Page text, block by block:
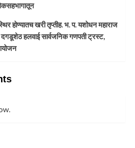
होण्यातच खरी तृप्तीह. भ. प. यशोधन महाराज
हलवाई सार्वजनिक गणपती ट्रस्ट,